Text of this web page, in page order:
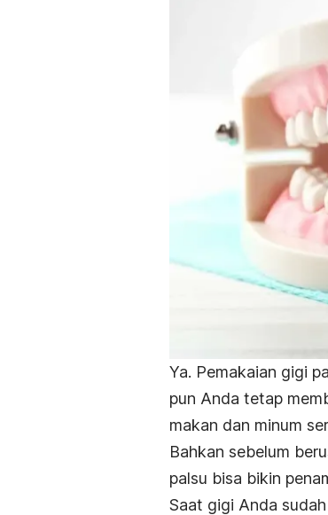
Ya. Pemakaian gigi
pun Anda tetap
makan dan minum
Bahkan sebelum
palsu bisa bikin
Saat gigi Anda